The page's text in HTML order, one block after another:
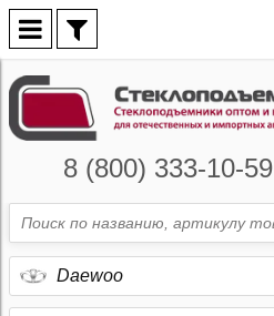
8 (800) 333-10-59
Daewoo